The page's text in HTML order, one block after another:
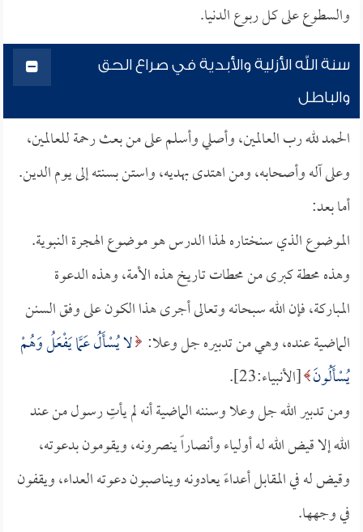
والسطوع على كل ربوع الدنيا.
سنة الله الأزلية والأبدية في صراع الحق
والباطل
الحمد لله رب العالمين، وأصلي وأسلم على من بعث رحمة للعالمين،
وعلى آله وأصحابه، ومن اهتدى بهديه، واستن بسنته إلى يوم الدين.
أما بعد:
الموضوع الذي سنختاره لهذا الدرس هو موضوع الهجرة النبوية.
وهذه محطة كبرى من محطات تاريخ هذه الأمة، وهذه الدعوة
المباركة، فإن الله سبحانه وتعالى أجرى هذا الكون على وفق السنن
الماضية عنده، وهي من تدبيره جل وعلا: لا يُسْأَلُ عَمَّا يَفْعَلُ وَهُمْ
يُسْأَلُونَ [الأنبياء:23].
ومن تدبير الله جل وعلا وسننه الماضية أنه لم يأتِ رسول من عند
الله إلا قيض الله له أولياء وأنصاراً ينصرونه، ويقومون بدعوته،
وقيض له في المقابل أعداءً يعادونه ويناصبون دعوته العداء، ويقفون
في وجهها.